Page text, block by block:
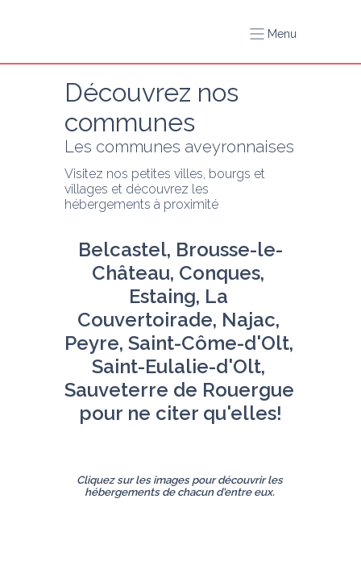
Menu
Découvrez nos
communes
Les communes aveyronnaises
Visitez nos petites villes, bourgs et
villages et découvrez les
hébergements à proximité
Belcastel, Brousse-le-
Château, Conques,
Estaing, La
Couvertoirade, Najac,
Peyre, Saint-Côme-d'Olt,
Saint-Eulalie-d'Olt,
Sauveterre de Rouergue
pour ne citer qu'elles!
Cliquez sur les images pour découvrir les
hébergements de chacun d'entre eux.